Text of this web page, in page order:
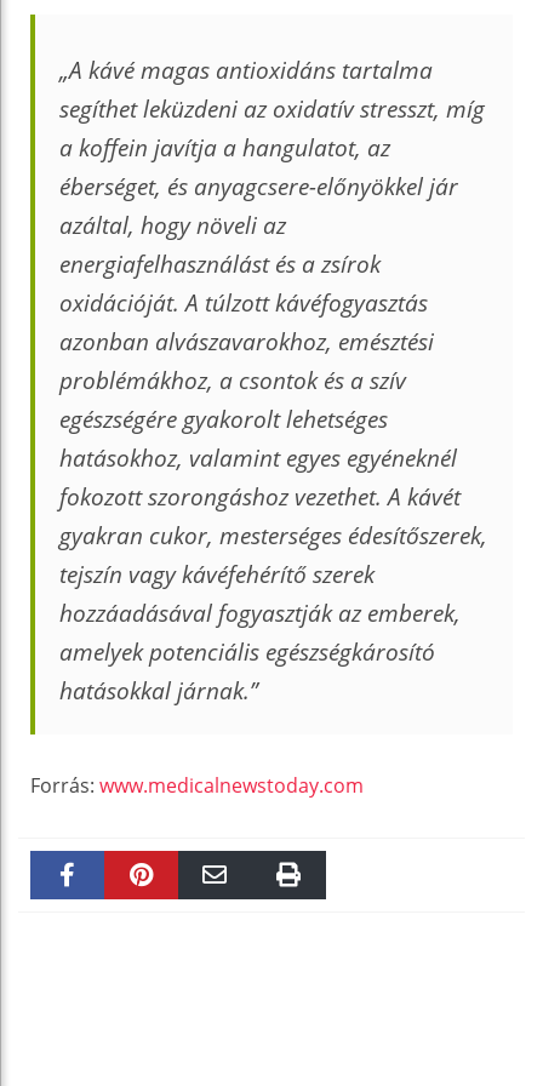
„A kávé magas antioxidáns tartalma
segíthet leküzdeni az oxidatív stresszt, míg
a koffein javítja a hangulatot, az
éberséget, és anyagcsere-előnyökkel jár
azáltal, hogy növeli az
energiafelhasználást és a zsírok
oxidációját. A túlzott kávéfogyasztás
azonban alvászavarokhoz, emésztési
problémákhoz, a csontok és a szív
egészségére gyakorolt lehetséges
hatásokhoz, valamint egyes egyéneknél
fokozott szorongáshoz vezethet. A kávét
gyakran cukor, mesterséges édesítőszerek,
tejszín vagy kávéfehérítő szerek
hozzáadásával fogyasztják az emberek,
amelyek potenciális egészségkárosító
hatásokkal járnak.”
Forrás: www.medicalnewstoday.com